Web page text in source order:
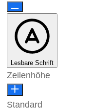
Lesbare Schrift
Zeilenhöhe
Standard